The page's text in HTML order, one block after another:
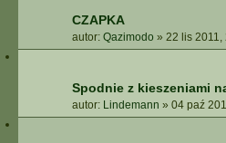
CZAPKA
autor: Qazimodo » 22 lis 2011,
Spodnie z kieszeniami
autor: Lindemann » 04 paź